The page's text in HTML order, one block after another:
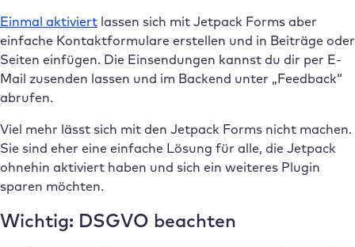
Einmal aktiviert lassen sich mit Jetpack Forms aber
einfache Kontaktformulare erstellen und in Beiträge oder
Seiten einfügen. Die Einsendungen kannst du dir per E-
Mail zusenden lassen und im Backend unter „Feedback“
abrufen.
Viel mehr lässt sich mit den Jetpack Forms nicht machen.
Sie sind eher eine einfache Lösung für alle, die Jetpack
ohnehin aktiviert haben und sich ein weiteres Plugin
sparen möchten.
Wichtig: DSGVO beachten